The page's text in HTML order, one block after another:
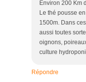
Environ 200 Km
Le thé pousse
1500m. Dans
aussi toutes
oignons,
culture
Répondre